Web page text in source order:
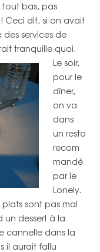
tout bas, pas
Ceci dit, si on avait
services de
tranquille quoi.
Le soir,
pour le
dîner,
on va
dans
un resto
recom
mandé
par le
Lonely.
plats sont pas mal
dessert à la
cannelle dans la
il aurait fallu